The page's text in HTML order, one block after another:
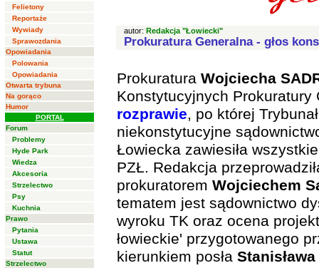
Felietony
Reportaże
Wywiady
Sprawozdania
Opowiadania
Polowania
Opowiadania
Otwarta trybuna
Na gorąco
Humor
PORTAL
Forum
Problemy
Hyde Park
Wiedza
Akcesoria
Strzelectwo
Psy
Kuchnia
Prawo
Pytania
Ustawa
Statut
Strzelectwo
autor: Redakcja "Łowiecki"
Prokuratura Generalna - głos
Prokuratura Wojciecha
Konstytucyjnych
rozprawie, po której
niekonstytucyjne
Łowiecka zawiesiła
PZŁ. Redakcja
prokuratorem Wojciechem
tematem jest sądownictwo
wyroku TK oraz ocena
łowieckie' przygotowanego
kierunkiem posła